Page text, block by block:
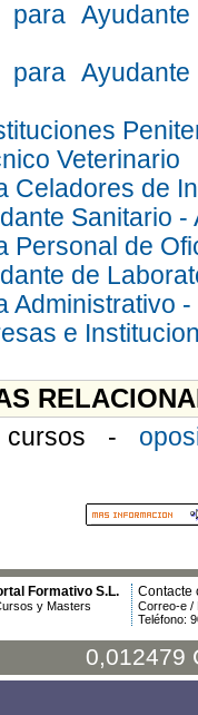
para
para
Veterinario
Celadores de
Sanitario
Personal de
de
Administrativo
e
cursos -
Formativo S.L.
y Masters
Contacte
Correo-e /
Teléfono:
0,012479